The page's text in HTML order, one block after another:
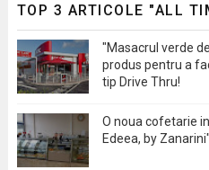
TOP 3 ARTICOLE "ALL
"Masacrul verde
produs pentru a
tip Drive Thru!
O noua cofetarie
Edeea, by